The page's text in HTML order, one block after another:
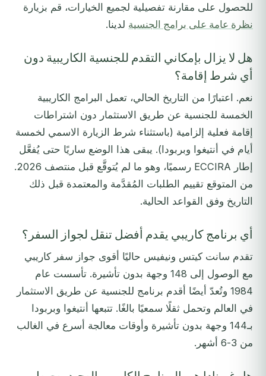
للحصول على مقارنة تفصيلية لجميع الخيارات، قم بزيارة
نظرة عامة على برامج الجنسية لدينا.
هل لا يزال بإمكاني التقدم للجنسية الكاريبية دون
أي شرط إقامة؟
نعم. اعتبارًا من التاريخ الحالي، تعمل البرامج الكاريبية
الخمسة للجنسية عن طريق الاستثمار دون اشتراطات
إقامة فعلية إلزامية (باستثناء شرط الزيارة الاسمي لخمسة
أيام في أنتيغوا وبربودا). يبقى هذا الوضع ساريًا حتى يُفعَّل
إطار ECCIRA رسميًا، وهو ما لم يُتوقَّع قبل منتصف 2026.
من المتوقع تقييم الطلبات المُقدَّمة والمعتمدة قبل ذلك
التاريخ وفق القواعد الحالية.
أي برنامج كاريبي يقدم أفضل تنقل لجواز السفر؟
تقدم سانت كيتس ونيفيس حاليًا أقوى جواز سفر كاريبي
مع الوصول إلى 148 وجهة بدون تأشيرة. تأسست عام
1984 وتُعدّ أيضًا أقدم برنامج للجنسية عن طريق الاستثمار
في العالم وتحمل ثقلًا سمعيًا بالغًا. تتبعها أنتيغوا وبربودا
بـ144 وجهة بدون تأشيرة وأوقات معالجة أسرع في الغالب
من 3-6 أشهر.